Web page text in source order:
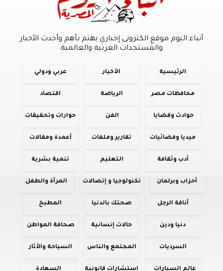
أنباء اليوم موقع الكترونى إخباري يهتم بأهم وأحدث الأخبار
والمستجدات العربية والعالمية
الرئيسية الأخبار عربي ودولي
محافظات مصر الرياضة اقتصاد
حوادث وقضايا الفن حوارات وتحقيقات
ميديا وفضائيات تقارير وملفات أعمدة ومقالات
أدب وثقافة التعليم تنمية بشرية
أحزاب وبرلمان تكنولوجيا و إتصالات المرأة والطفل
أناقة الرجل صحتك بالدنيا المطبخ
دنيا ودين حالات إنسانية صحافة المواطن
السرديات المجتمع والناس السياحة والأثار
عالم السيارات استشارات قانونية السعادة